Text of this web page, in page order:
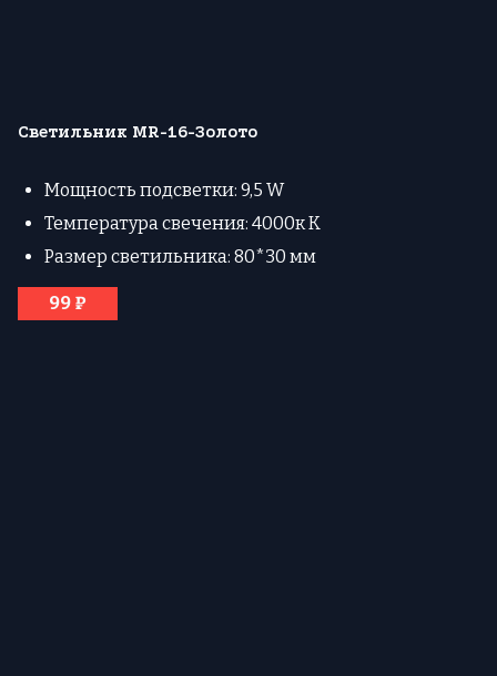
Светильник MR-16-Золото
Мощность подсветки: 9,5 W
Температура свечения: 4000к К
Размер светильника: 80*30 мм
99 ₽